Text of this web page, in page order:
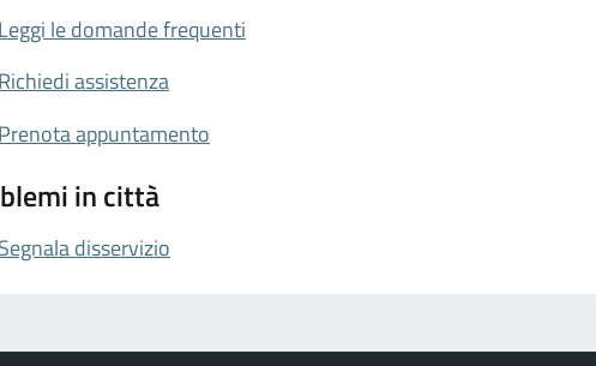
Leggi le domande frequenti
Richiedi assistenza
Prenota appuntamento
in città
Segnala disservizio